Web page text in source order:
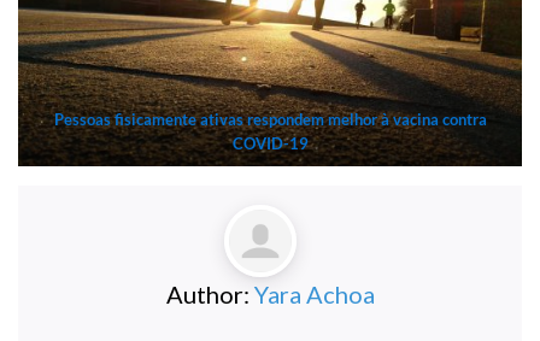
Pessoas fisicamente ativas respondem melhor à vacina contra
COVID-19
Author: Yara Achoa